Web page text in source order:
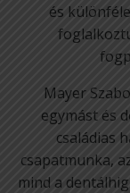
és
Mayer
egymást és
családias
csapatmunka,
mind a